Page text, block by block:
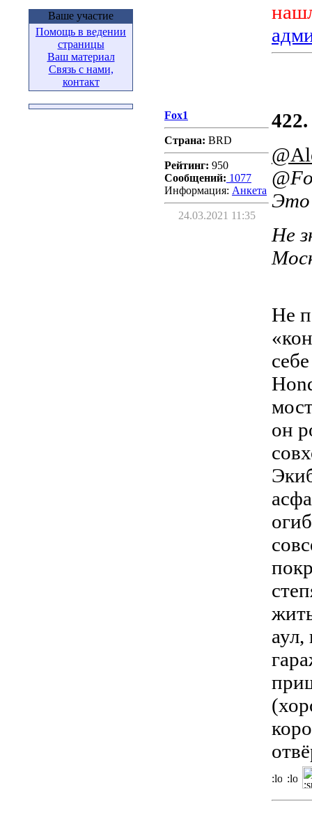
Ваше участие
Помощь в ведении
страницы
Ваш материал
Связь с нами,
контакт
Fox1
Страна: BRD
Рейтинг: 950
Сообщений: 1077
Информация: Aнкета
24.03.2021 11:35
422.
Это
Не
Не
он